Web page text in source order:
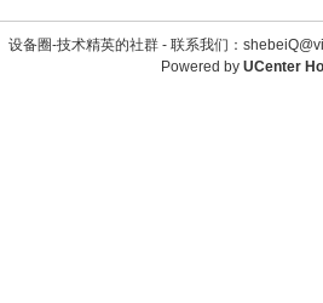
设备圈-技术精英的社群 - 联系我们：
Powered by UCenter